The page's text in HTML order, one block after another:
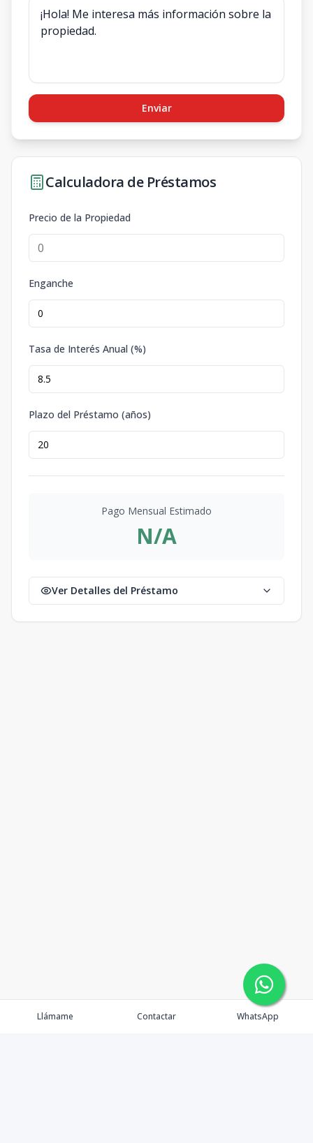
Enviar
Calculadora de Préstamos
Precio de la Propiedad
Enganche
Tasa de Interés Anual (%)
Plazo del Préstamo (años)
Pago Mensual Estimado
N/A
Ver Detalles del Préstamo
Llámame Contactar WhatsApp